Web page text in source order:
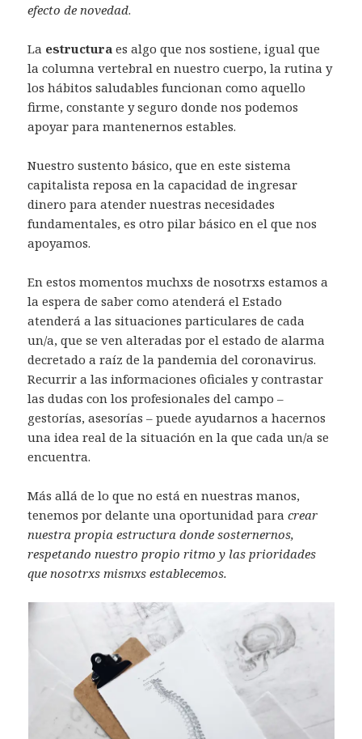
efecto de novedad.
La estructura es algo que nos sostiene, igual que
la columna vertebral en nuestro cuerpo, la rutina y
los hábitos saludables funcionan como aquello
firme, constante y seguro donde nos podemos
apoyar para mantenernos estables.
Nuestro sustento básico, que en este sistema
capitalista reposa en la capacidad de ingresar
dinero para atender nuestras necesidades
fundamentales, es otro pilar básico en el que nos
apoyamos.
En estos momentos muchxs de nosotrxs estamos a
la espera de saber como atenderá el Estado
atenderá a las situaciones particulares de cada
un/a, que se ven alteradas por el estado de alarma
decretado a raíz de la pandemia del coronavirus.
Recurrir a las informaciones oficiales y contrastar
las dudas con los profesionales del campo –
gestorías, asesorías – puede ayudarnos a hacernos
una idea real de la situación en la que cada un/a se
encuentra.
Más allá de lo que no está en nuestras manos,
tenemos por delante una oportunidad paracrear
nuestra propia estructura donde sosternernos,
respetando nuestro propio ritmo y las prioridades
que nosotrxs mismxs establecemos.